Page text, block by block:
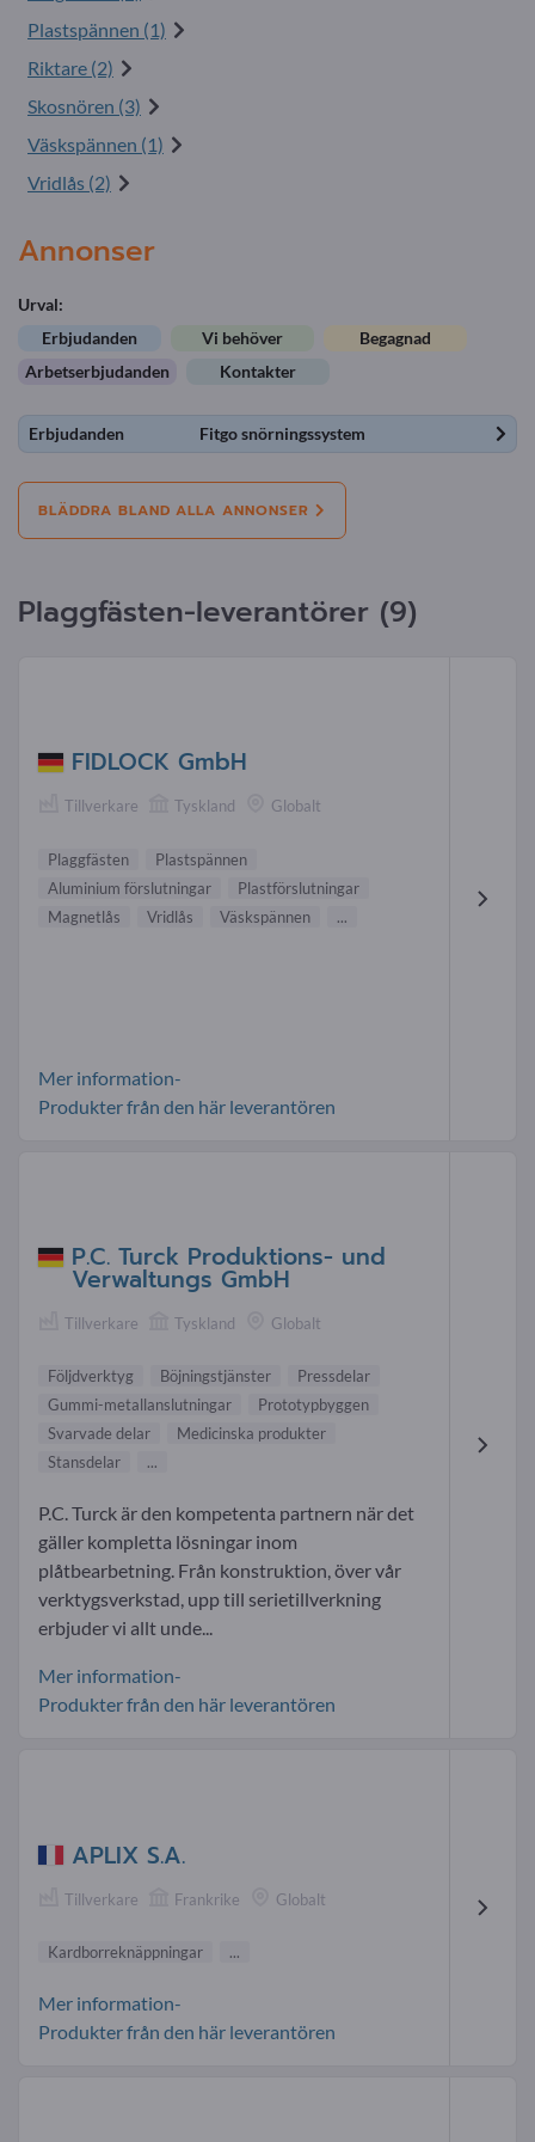
Plastspännen (1)
Riktare (2)
Skosnören (3)
Väskspännen (1)
Vridlås (2)
Annonser
Urval:
Erbjudanden
Vi behöver
Begagnad
Arbetserbjudanden
Kontakter
Erbjudanden Fitgo snörningssystem
BLÄDDRA BLAND ALLA ANNONSER
Plaggfästen-leverantörer (9)
FIDLOCK GmbH
Tillverkare Tyskland Globalt
Plaggfästen
Plastspännen
Aluminium förslutningar
Plastförslutningar
Magnetlås
Vridlås Väskspännen ...
Mer information-
Produkter från den här leverantören
P.C. Turck Produktions- und
Verwaltungs GmbH
Tillverkare Tyskland Globalt
Följdverktyg Böjningstjänster
Pressdelar
Gummi-metallanslutningar
Prototypbyggen
Svarvade delar
Medicinska produkter
Stansdelar
...
P.C. Turck är den kompetenta partnern när det
gäller kompletta lösningar inom
plåtbearbetning. Från konstruktion, över vår
verktygsverkstad, upp till serietillverkning
erbjuder vi allt unde...
Mer information-
Produkter från den här leverantören
APLIX S.A.
Tillverkare Frankrike Globalt
Kardborreknäppningar ...
Mer information-
Produkter från den här leverantören